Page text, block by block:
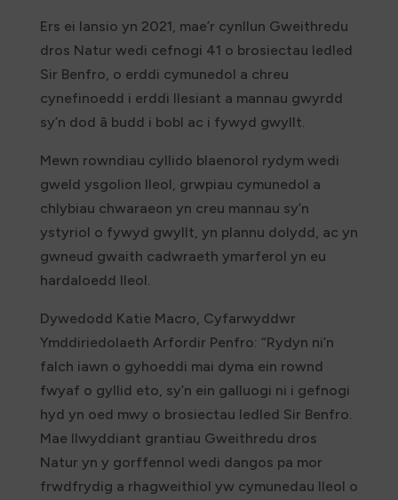
Ers ei lansio yn 2021, mae’r cynllun Gweithredu
dros Natur wedi cefnogi 41 o brosiectau ledled
Sir Benfro, o erddi cymunedol a chreu
cynefinoedd i erddi llesiant a mannau gwyrdd
sy’n dod â budd i bobl ac i fywyd gwyllt.
Mewn rowndiau cyllido blaenorol rydym wedi
gweld ysgolion lleol, grwpiau cymunedol a
chlybiau chwaraeon yn creu mannau sy’n
ystyriol o fywyd gwyllt, yn plannu dolydd, ac yn
gwneud gwaith cadwraeth ymarferol yn eu
hardaloedd lleol.
Dywedodd Katie Macro, Cyfarwyddwr
Ymddiriedolaeth Arfordir Penfro: “Rydyn ni’n
falch iawn o gyhoeddi mai dyma ein rownd
fwyaf o gyllid eto, sy’n ein galluogi ni i gefnogi
hyd yn oed mwy o brosiectau ledled Sir Benfro.
Mae llwyddiant grantiau Gweithredu dros
Natur yn y gorffennol wedi dangos pa mor
frwdfrydig a rhagweithiol yw cymunedau lleol o